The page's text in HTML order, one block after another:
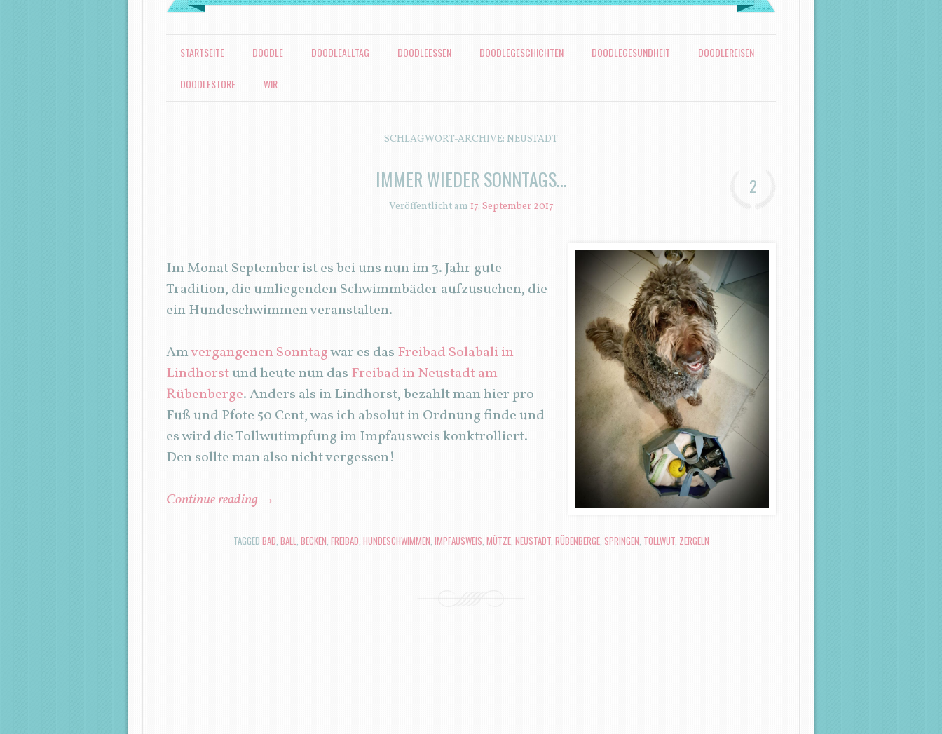
MENÜ
ZUM INHALT SPRINGEN
STARTSEITE DOODLE DOODLEALLTAG DOODLEESSEN DOODLEGESCHICHTEN DOODLEGESUNDHEIT DOODLEREISEN
DOODLESTORE WIR
SCHLAGWORT-ARCHIVE: NEUSTADT
IMMER WIEDER SONNTAGS…
Veröffentlicht am 17. September 2017
2
Im Monat September ist es bei uns nun im 3. Jahr gute
Tradition, die umliegenden Schwimmbäder aufzusuchen, die
ein Hundeschwimmen veranstalten.
Amvergangenen Sonntagwar es das Freibad Solabali in
Lindhorstund heute nun das Freibad in Neustadt am
Rübenberge. Anders als in Lindhorst, bezahlt man hier pro
Fuß und Pfote 50 Cent, was ich absolut in Ordnung finde und
es wird die Tollwutimpfung im Impfausweis konktrolliert.
Den sollte man also nicht vergessen!
Continue reading →
TAGGED BAD, BALL, BECKEN, FREIBAD, HUNDESCHWIMMEN, IMPFAUSWEIS, MÜTZE, NEUSTADT, RÜBENBERGE, SPRINGEN, TOLLWUT, ZERGELN